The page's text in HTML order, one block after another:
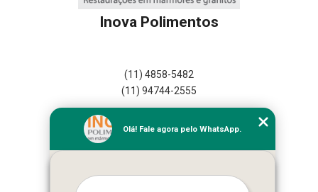
Inova Polimentos
(11) 4858-5482
(11) 94744-2555
Empresa
Missão
Olá! Fale agora pelo WhatsApp.